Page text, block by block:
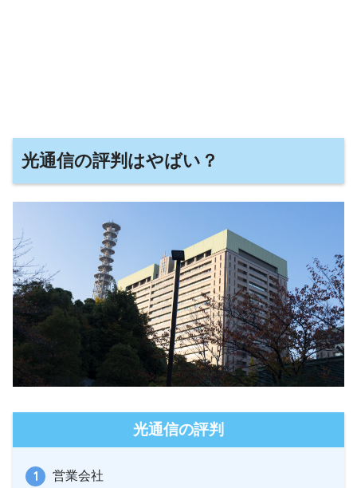
光通信の評判はやばい？
光通信の評判
営業会社